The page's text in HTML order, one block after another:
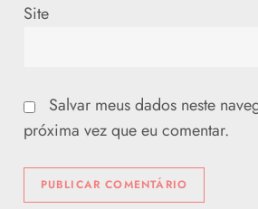
Site
Salvar meus dados neste
próxima vez que eu comentar.